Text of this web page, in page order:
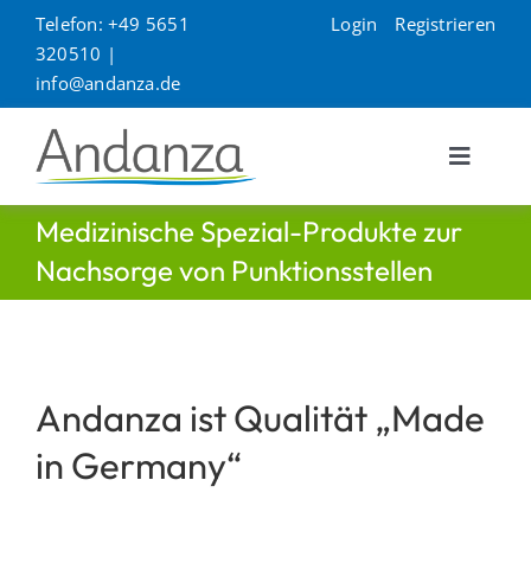
Zum
Inhalt
springen
Telefon: +49 5651
320510 |
info@andanza.de
Login Registrieren
Toggle
Unternehmen
Produkte
Service
Medizinische Spezial-Produkte zur
Nachsorge von Punktionsstellen
Andanza ist Qualität „Made
in Germany“